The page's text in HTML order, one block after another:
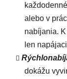
alebo v
nabíjania.
len
dokážu